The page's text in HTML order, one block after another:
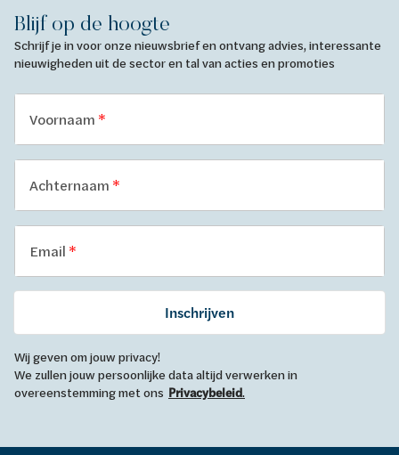
Blijf op de hoogte
Schrijf je in voor onze nieuwsbrief en ontvang advies, interessante
nieuwigheden uit de sector en tal van acties en promoties
Voornaam
Achternaam
Email
Inschrijven
Wij geven om jouw privacy!
We zullen jouw persoonlijke data altijd verwerken in
overeenstemming met ons Privacybeleid.